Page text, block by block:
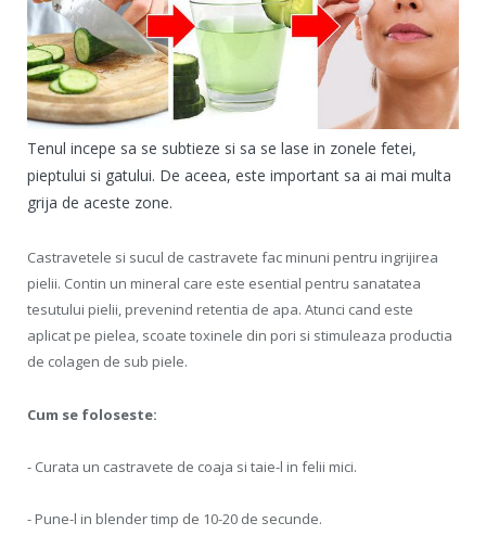
Tenul incepe sa se subtieze si sa se lase in zonele fetei,
pieptului si gatului. De aceea, este important sa ai mai multa
grija de aceste zone.
Castravetele si sucul de castravete fac minuni pentru ingrijirea
pielii. Contin un mineral care este esential pentru sanatatea
tesutului pielii, prevenind retentia de apa. Atunci cand este
aplicat pe pielea, scoate toxinele din pori si stimuleaza productia
de colagen de sub piele.
Cum se foloseste:
- Curata un castravete de coaja si taie-l in felii mici.
- Pune-l in blender timp de 10-20 de secunde.